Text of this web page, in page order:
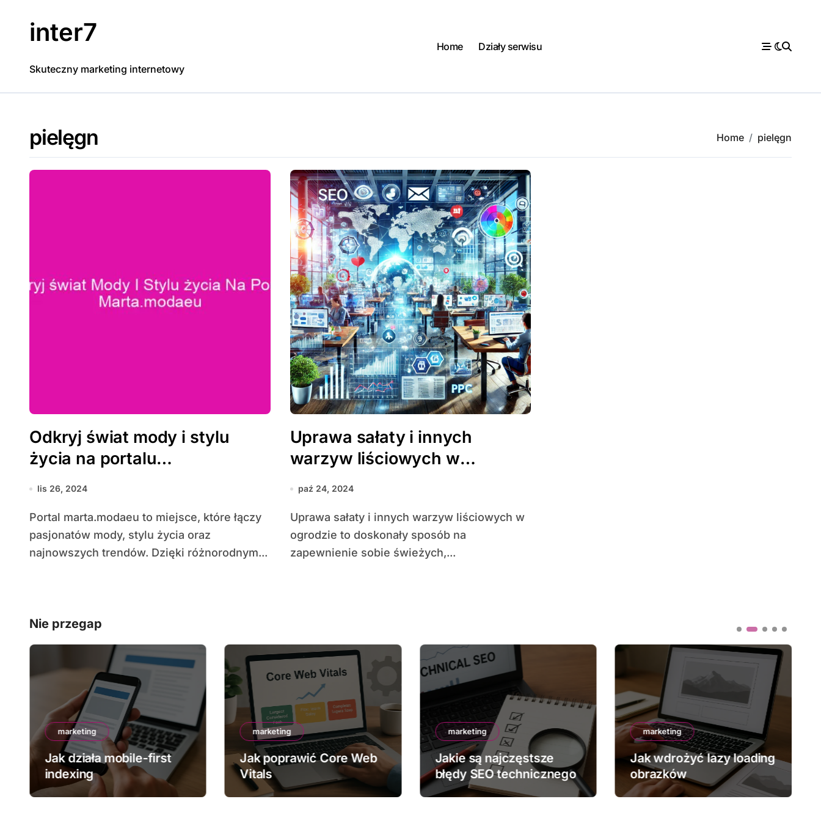
inter7
Skuteczny marketing internetowy
Home Działy serwisu
pielęgn Home pielęgn
Odkryj świat mody i stylu
życia na portalu
marta.modaeu
lis 26, 2024
Portal marta.modaeu to miejsce, które łączy
pasjonatów mody, stylu życia oraz
najnowszych trendów. Dzięki różnorodnym...
Uprawa sałaty i innych
warzyw liściowych w
ogrodzie
paź 24, 2024
Uprawa sałaty i innych warzyw liściowych w
ogrodzie to doskonały sposób na
zapewnienie sobie świeżych,...
Nie przegap
marketing
Jak działa mobile-first
indexing
marketing
Jak poprawić Core Web
Vitals
marketing
Jakie są najczęstsze
błędy SEO technicznego
marketing
Jak wdrożyć lazy loading
obrazków